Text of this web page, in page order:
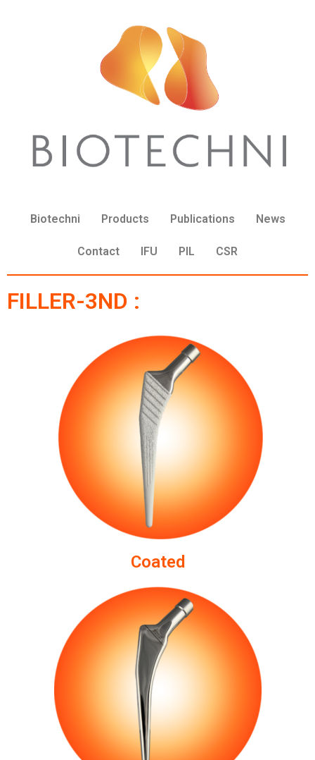
Biotechni Products Publications News
Contact IFU PIL CSR
FILLER-3ND :
Coated